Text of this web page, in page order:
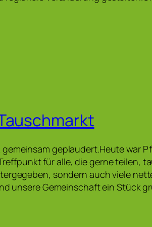
geplaudert.Heute war
für alle, die gerne teilen,
sondern auch viele
unsere Gemeinschaft ein Stück